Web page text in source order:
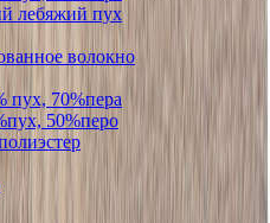
лебяжий пух
волокно
пух, 70%пера
50%перо